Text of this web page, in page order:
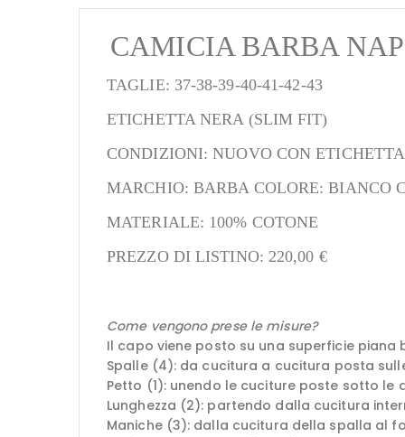
CAMICIA BARBA
TAGLIE: 37-38-39-40-41-42-43
ETICHETTA NERA (SLIM FIT)
CONDIZIONI: NUOVO CON ETICHETTA
MARCHIO: BARBA COLORE: BIANCO
MATERIALE: 100% COTONE
PREZZO DI LISTINO: 220,00 €
Come vengono prese le misure?
Il capo viene posto su una superficie piana
Spalle (4): da cucitura a cucitura posta
Petto (1): unendo le cuciture poste sotto le
Lunghezza (2): partendo dalla cucitura
Maniche (3): dalla cucitura della spalla al